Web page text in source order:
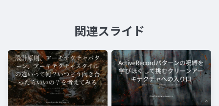
関連スライド